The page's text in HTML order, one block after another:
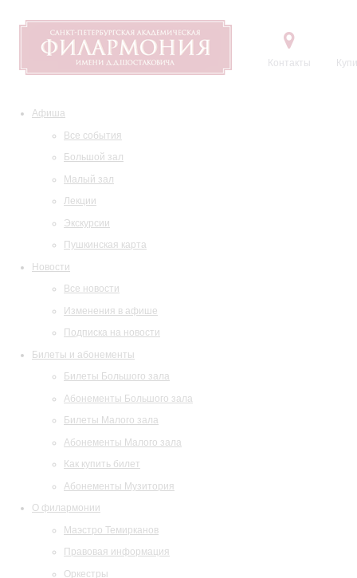
Контакты
Афиша
Все события
Большой зал
Малый зал
Лекции
Экскурсии
Пушкинская карта
Новости
Все новости
Изменения в афише
Подписка на новости
Билеты и абонементы
Билеты Большого зала
Абонементы Большого зала
Билеты Малого зала
Абонементы Малого зала
Как купить билет
Абонементы Музитория
О филармонии
Маэстро Темирканов
Правовая информация
Оркестры